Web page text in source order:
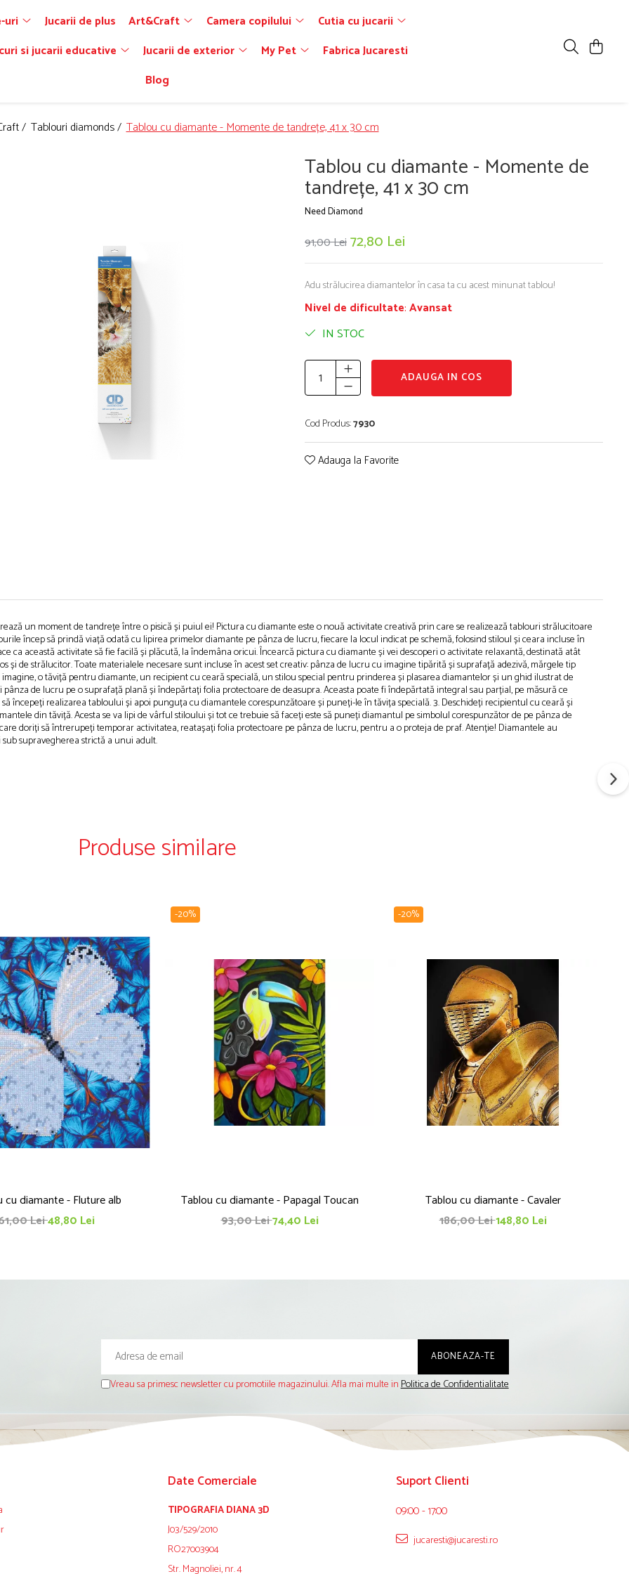
uri Jucarii de plus Art&Craft Camera copilului
Cutia cu jucarii
si jucarii educative Jucarii de exterior My Pet
Fabrica Jucaresti
Blog
/ Tablouri diamonds / Tablou cu diamante - Momente de tandrețe, 41 x 30 cm
Tablou cu diamante - Momente de
tandrețe, 41 x 30 cm
Need Diamond
91,00 Lei72,80 Lei
Adu strălucirea diamantelor în casa ta cu acest minunat tablou!
Nivel de dificultate:Avansat
IN STOC
ADAUGA IN COS
Cod Produs:7930
Adauga la Favorite
un moment de tandrețe între o pisică și puiul ei! Pictura cu diamante este o nouă activitate creativă prin care se realizează tablouri strălucitoare
încep să prindă viață odată cu lipirea primelor diamante pe pânza de lucru, fiecare la locul indicat pe schemă, folosind stiloul și ceara incluse în
ca această activitate să fie facilă și plăcută, la îndemâna oricui. Încearcă pictura cu diamante și vei descoperi o activitate relaxantă, destinată atât
de strălucitor. Toate materialele necesare sunt incluse în acest set creativ: pânza de lucru cu imagine tipărită și suprafață adezivă, mărgele tip
o tăviță pentru diamante, un recipient cu ceară specială, un stilou special pentru prinderea și plasarea diamantelor și un ghid ilustrat de
de lucru pe o suprafață plană și îndepărtați folia protectoare de deasupra. Aceasta poate fi îndepărtată integral sau parțial, pe măsură ce
începeți realizarea tabloului și apoi punguța cu diamantele corespunzătoare și puneți-le în tăvița specială. 3. Deschideți recipientul cu ceară și
din tăviță. Acesta se va lipi de vârful stiloului și tot ce trebuie să faceți este să puneți diamantul pe simbolul corespunzător de pe pânza de
doriți să întrerupeți temporar activitatea, reatașați folia protectoare pe pânza de lucru, pentru a o proteja de praf. Atenție! Diamantele au
supravegherea strictă a unui adult.
Produse similare
cu diamante - Fluture alb
Lei48,80 Lei
-20%
Tablou cu diamante - Papagal Toucan
93,00 Lei74,40 Lei
-20%
Tablou cu diamante - Cavaler
186,00 Lei148,80 Lei
Vreau sa primesc newsletter cu promotiile magazinului. Afla mai multe inPolitica de Confidentialitate
Date Comerciale
TIPOGRAFIA DIANA 3D
J03/529/2010
RO27003904
Str. Magnoliei, nr. 4
Suport Clienti
09:00 - 17:00
jucaresti@jucaresti.ro